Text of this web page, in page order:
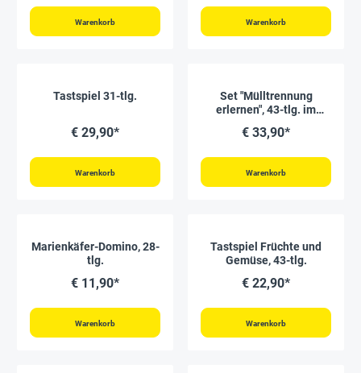
Warenkorb Warenkorb
Tastspiel 31-tlg.
€ 29,90*
Warenkorb
Set "Mülltrennung
erlernen", 43-tlg. im
€ 33,90*
Warenkorb
Marienkäfer-Domino, 28-
tlg.
€ 11,90*
Warenkorb
Tastspiel Früchte und
Gemüse, 43-tlg.
€ 22,90*
Warenkorb